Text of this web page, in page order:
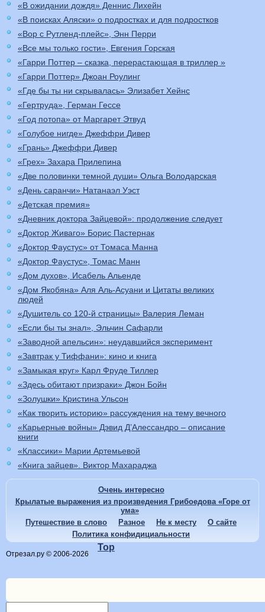
«В ожидании дождя» Деннис Лихейн
«В поисках Аляски» о подростках и для подростков
«Вор с Рутленд-плейс», Энн Перри
«Все мы только гости», Евгения Горская
«Гарри Поттер – сказка, перерастающая в триллер »
«Гарри Поттер» Джоан Роулинг
«Где бы ты ни скрывалась» Элизабет Хейнс
«Гертруда», Герман Гессе
«Год потопа» от Маргарет Этвуд
«Голубое нигде» Джеффри Дивер
«Грань» Джеффри Дивер
«Грех» Захара Прилепина
«Две половинки темной души» Ольга Володарская
«День саранчи» Натанаэл Уэст
«Детская премия»
«Дневник доктора Зайцевой»: продолжение следует
«Доктор Живаго» Борис Пастернак
«Доктор Фаустус» от Томаса Манна
«Доктор Фаустус», Томас Манн
«Дом духов», Исабель Альенде
«Дом Якобяна» Аля Аль-Асуани и Цитаты великих
людей
«Душитель со 120-й страницы» Валерия Леман
«Если бы ты знал», Эльчин Сафарли
«Заводной апельсин»: неудавшийся эксперимент
«Завтрак у Тиффани»: кино и книга
«Замыкая круг» Карл Фруде Тиллер
«Здесь обитают призраки» Джон Бойн
«Золушки» Кристина Ульсон
«Как творить историю» рассуждения на тему вечного
«Карьерные войны» Дэвид Д’Алессандро – описание
книги
«Классики» Марии Артемьевой
«Книга зайцев». Виктор Махараджа
Очень интересно
Крылатые выражения из произведения Грибоедова «Горе от
ума»
Путешествие в слово
Разное Не к месту
О сайте
Политика конфидициальности
Отрезал.ру © 2006-2026
Top